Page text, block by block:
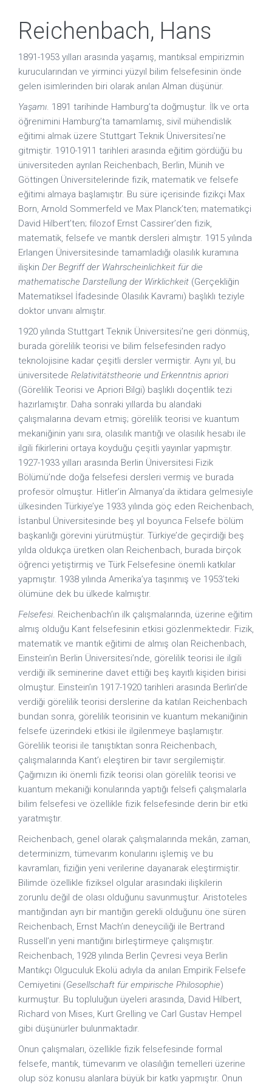
Reichenbach, Hans
1891-1953 yılları arasında yaşamış, mantıksal empirizmin
kurucularından ve yirminci yüzyıl bilim felsefesinin önde
gelen isimlerinden biri olarak anılan Alman düşünür.
Yaşamı. 1891 tarihinde Hamburg’ta doğmuştur. İlk ve orta
öğrenimini Hamburg’ta tamamlamış, sivil mühendislik
eğitimi almak üzere Stuttgart Teknik Üniversitesi’ne
gitmiştir. 1910-1911 tarihleri arasında eğitim gördüğü bu
üniversiteden ayrılan Reichenbach, Berlin, Münih ve
Göttingen Üniversitelerinde fizik, matematik ve felsefe
eğitimi almaya başlamıştır. Bu süre içerisinde fizikçi Max
Born, Arnold Sommerfeld ve Max Planck’ten; matematikçi
David Hilbert’ten; filozof Ernst Cassirer’den fizik,
matematik, felsefe ve mantık dersleri almıştır. 1915 yılında
Erlangen Üniversitesinde tamamladığı olasılık kuramına
ilişkin Der Begriff der Wahrscheinlichkeit für die
mathematische Darstellung der Wirklichkeit (Gerçekliğin
Matematiksel İfadesinde Olasılık Kavramı) başlıklı teziyle
doktor unvanı almıştır.
1920 yılında Stuttgart Teknik Üniversitesi’ne geri dönmüş,
burada görelilik teorisi ve bilim felsefesinden radyo
teknolojisine kadar çeşitli dersler vermiş­tir. Aynı yıl, bu
üniversitede Relativitätstheorie und Erkenntnis apriori
(Görelilik Teorisi ve Apriori Bilgi) başlıklı doçentlik tezi
hazırlamıştır. Daha sonraki yıllarda bu alandaki
çalışmalarına devam etmiş; görelilik teorisi ve kuantum
mekaniğinin yanı sıra, olasılık mantığı ve olasılık hesabı ile
ilgili fikirlerini ortaya koyduğu çeşitli yayınlar yapmıştır.
1927-1933 yılları arasında Berlin Üniversitesi Fizik
Bölümü’nde doğa felsefesi dersleri vermiş ve burada
profesör olmuştur. Hitler’in Almanya’da iktidara gelmesiyle
ülkesinden Türkiye’ye 1933 yılında göç eden Reichenbach,
İstanbul Üniversitesinde beş yıl boyunca Felsefe bölüm
başkanlığı görevini yürütmüştür. Türkiye’de geçirdiği beş
yılda oldukça üretken olan Reichenbach, burada birçok
öğrenci yetiştirmiş ve Türk Felsefesine önemli katkılar
yapmıştır. 1938 yılında Amerika’ya taşınmış ve 1953’teki
ölümüne dek bu ülkede kalmıştır.
Felsefesi. Reichenbach’ın ilk çalışmalarında, üzerine eğitim
almış olduğu Kant felsefesinin etkisi gözlenmektedir. Fizik,
matematik ve mantık eğitimi de almış olan Reichenbach,
Einstein’ın Berlin Üniversitesi’nde, görelilik teorisi ile ilgili
verdiği ilk seminerine davet ettiği beş kayıtlı kişiden birisi
olmuştur. Einstein’ın 1917-1920 tarihleri arasında Berlin’de
verdiği görelilik teorisi derslerine da katılan Reichenbach
bundan sonra, görelilik teorisinin ve kuantum mekaniğinin
felsefe üzerindeki etkisi ile ilgilenmeye başlamıştır.
Görelilik teorisi ile tanıştıktan sonra Reichenbach,
çalışmalarında Kant’ı eleştiren bir tavır sergilemiştir.
Çağımızın iki önemli fizik teorisi olan görelilik teorisi ve
kuantum mekaniği konularında yaptığı felsefi çalışmalarla
bilim felsefesi ve özellikle fizik felsefesinde derin bir etki
yaratmıştır.
Reichenbach, genel olarak çalışmalarında mekân, zaman,
determi­nizm, tümevarım konularını işlemiş ve bu
kavramları, fiziğin yeni verilerine dayanarak eleştirmiştir.
Bilimde özellikle fiziksel olgular arasındaki ilişkilerin
zorunlu değil de olası olduğunu savunmuştur. Aristoteles
mantığından ayrı bir mantığın gerekli oldu­ğunu öne süren
Reichenbach, Ernst Mach’ın deneyciliği ile Bertrand
Russell’ın yeni mantığını birleştirmeye çalışmıştır.
Reichenbach, 1928 yılında Berlin Çevresi veya Berlin
Mantıkçı Olguculuk Ekolü adıyla da anılan Empirik Felsefe
Cemiyetini (Gesellschaft für empirische Philosophie)
kurmuştur. Bu topluluğun üyeleri arasında, David Hilbert,
Richard von Mises, Kurt Grelling ve Carl Gustav Hempel
gibi düşünürler bulunmaktadır.
Onun çalışmaları, özellikle fizik felsefesinde formal
felsefe, mantık, tümevarım ve olasılığın temelleri üzerine
olup söz konusu alanlara büyük bir katkı yapmıştır. Onun